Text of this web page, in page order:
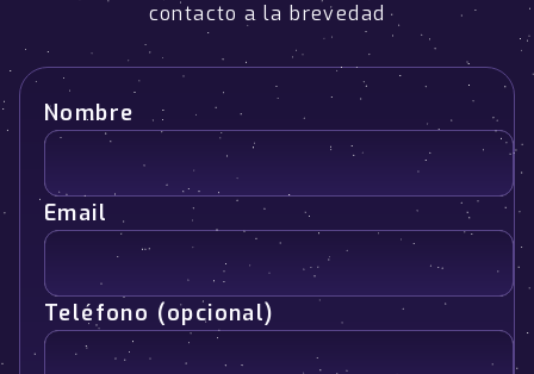
contacto a la brevedad
Nombre
Email
Teléfono (opcional)